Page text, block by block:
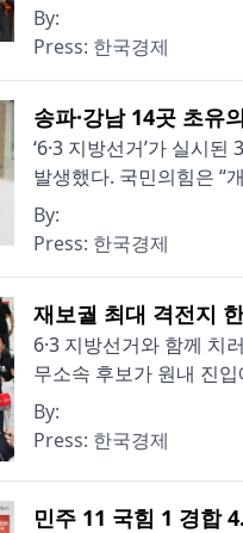
By:
Press: 한국경제
송파·강남 14곳 초
‘6·3 지방선거’가 실시
발생했다. 국민의힘은 “
By:
Press: 한국경제
재보궐 최대 격전지
6·3 지방선거와 함께 치
무소속 후보가 원내 진
By:
Press: 한국경제
민주 11 국힘 1 경합